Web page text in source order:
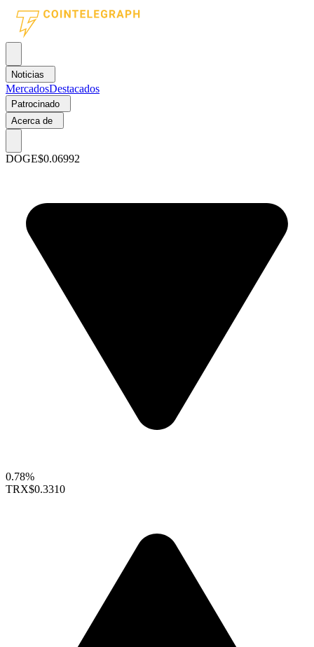
Noticias
MercadosDestacados
Patrocinado
Acerca de
DOGE$0.06992
0.78%
TRX$0.3310